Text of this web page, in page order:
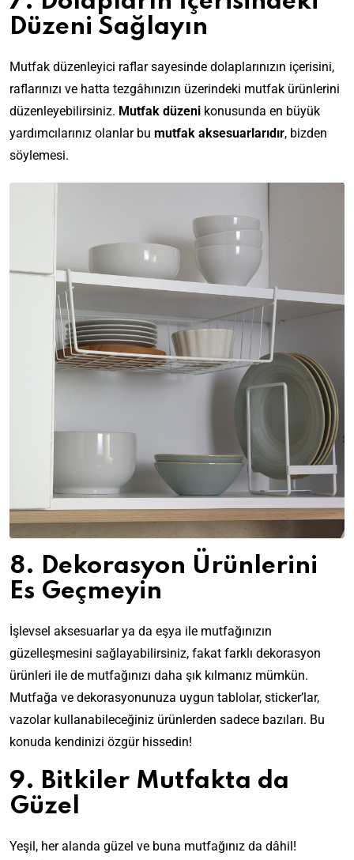
Düzeni Sağlayın
Mutfak düzenleyici raflarsayesinde dolaplarınızın içerisini,
raflarınızı ve hatta tezgâhınızın üzerindeki mutfak ürünlerini
düzenleyebilirsiniz. Mutfak düzeni konusunda en büyük
yardımcılarınız olanlar bu mutfak aksesuarlarıdır, bizden
söylemesi.
8. Dekorasyon Ürünlerini
Es Geçmeyin
İşlevsel aksesuarlar ya da eşya ile mutfağınızın
güzelleşmesini sağlayabilirsiniz, fakat farklı dekorasyon
ürünleri ile de mutfağınızı daha şık kılmanız mümkün.
Mutfağa ve dekorasyonunuza uygun tablolar, sticker’lar,
vazolar kullanabileceğiniz ürünlerden sadece bazıları. Bu
konuda kendinizi özgür hissedin!
9. Bitkiler Mutfakta da
Güzel
Yeşil, her alanda güzel ve buna mutfağınız da dâhil!